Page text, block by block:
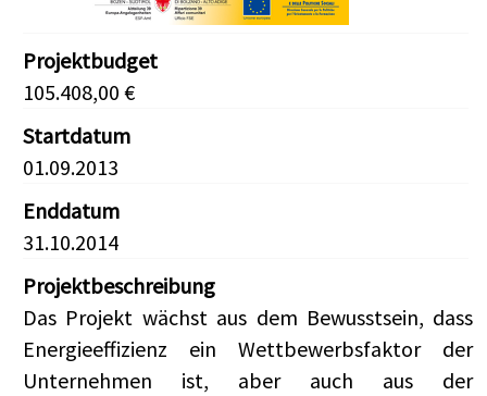
Projektbudget
105.408,00 €
Startdatum
01.09.2013
Enddatum
31.10.2014
Projektbeschreibung
Das Projekt wächst aus dem Bewusstsein, dass
Energieeffizienz ein Wettbewerbsfaktor der
Unternehmen ist, aber auch aus der